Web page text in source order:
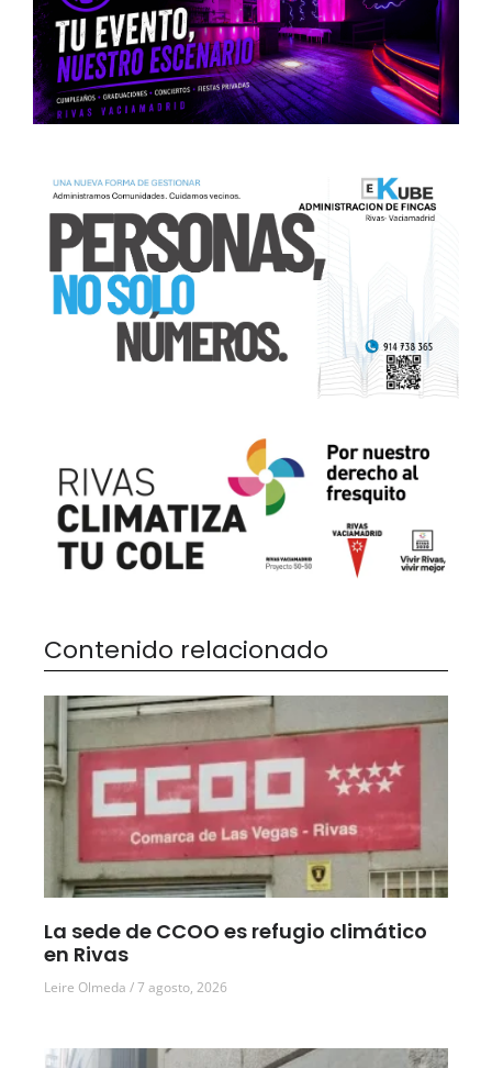
Contenido relacionado
La sede de CCOO es refugio climático
en Rivas
Leire Olmeda 7 agosto, 2026